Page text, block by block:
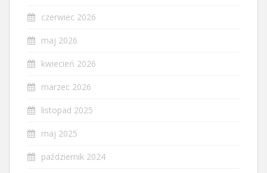
czerwiec 2026
maj 2026
kwiecień 2026
marzec 2026
listopad 2025
maj 2025
październik 2024